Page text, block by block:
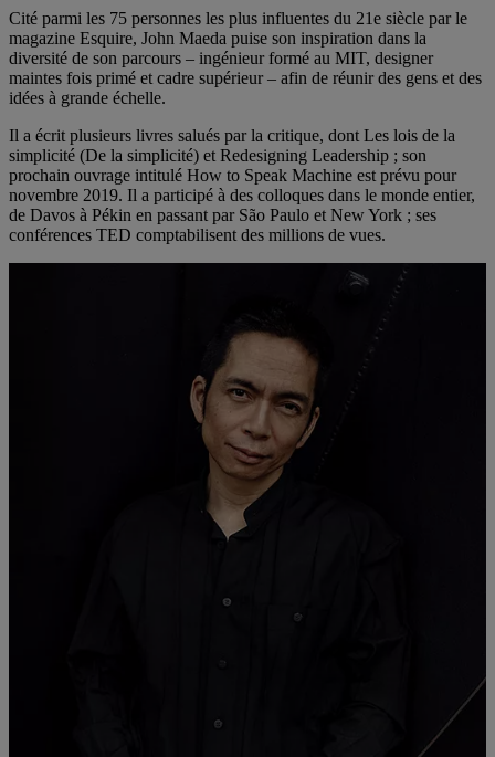
Cité parmi les 75 personnes les plus influentes du 21e siècle par le
magazine Esquire, John Maeda puise son inspiration dans la
diversité de son parcours – ingénieur formé au MIT, designer
maintes fois primé et cadre supérieur – afin de réunir des gens et des
idées à grande échelle.
Il a écrit plusieurs livres salués par la critique, dont Les lois de la
simplicité (De la simplicité) et Redesigning Leadership ; son
prochain ouvrage intitulé How to Speak Machine est prévu pour
novembre 2019. Il a participé à des colloques dans le monde entier,
de Davos à Pékin en passant par São Paulo et New York ; ses
conférences TED comptabilisent des millions de vues.